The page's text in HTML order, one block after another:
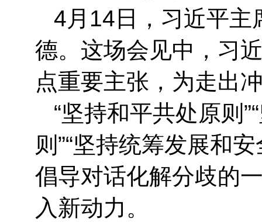
4月14日，习近平主
德。这场会见中，习
点重要主张，为走出
“坚持和平共处原则
则”“坚持统筹发展和
倡导对话化解分歧的
入新动力。